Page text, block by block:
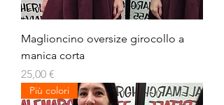
Maglioncino oversize girocollo a
manica corta
Prezzo
25,00 €
Più colori